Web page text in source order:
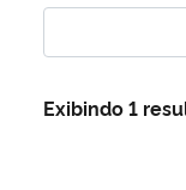
Ministério da
Exibindo 1